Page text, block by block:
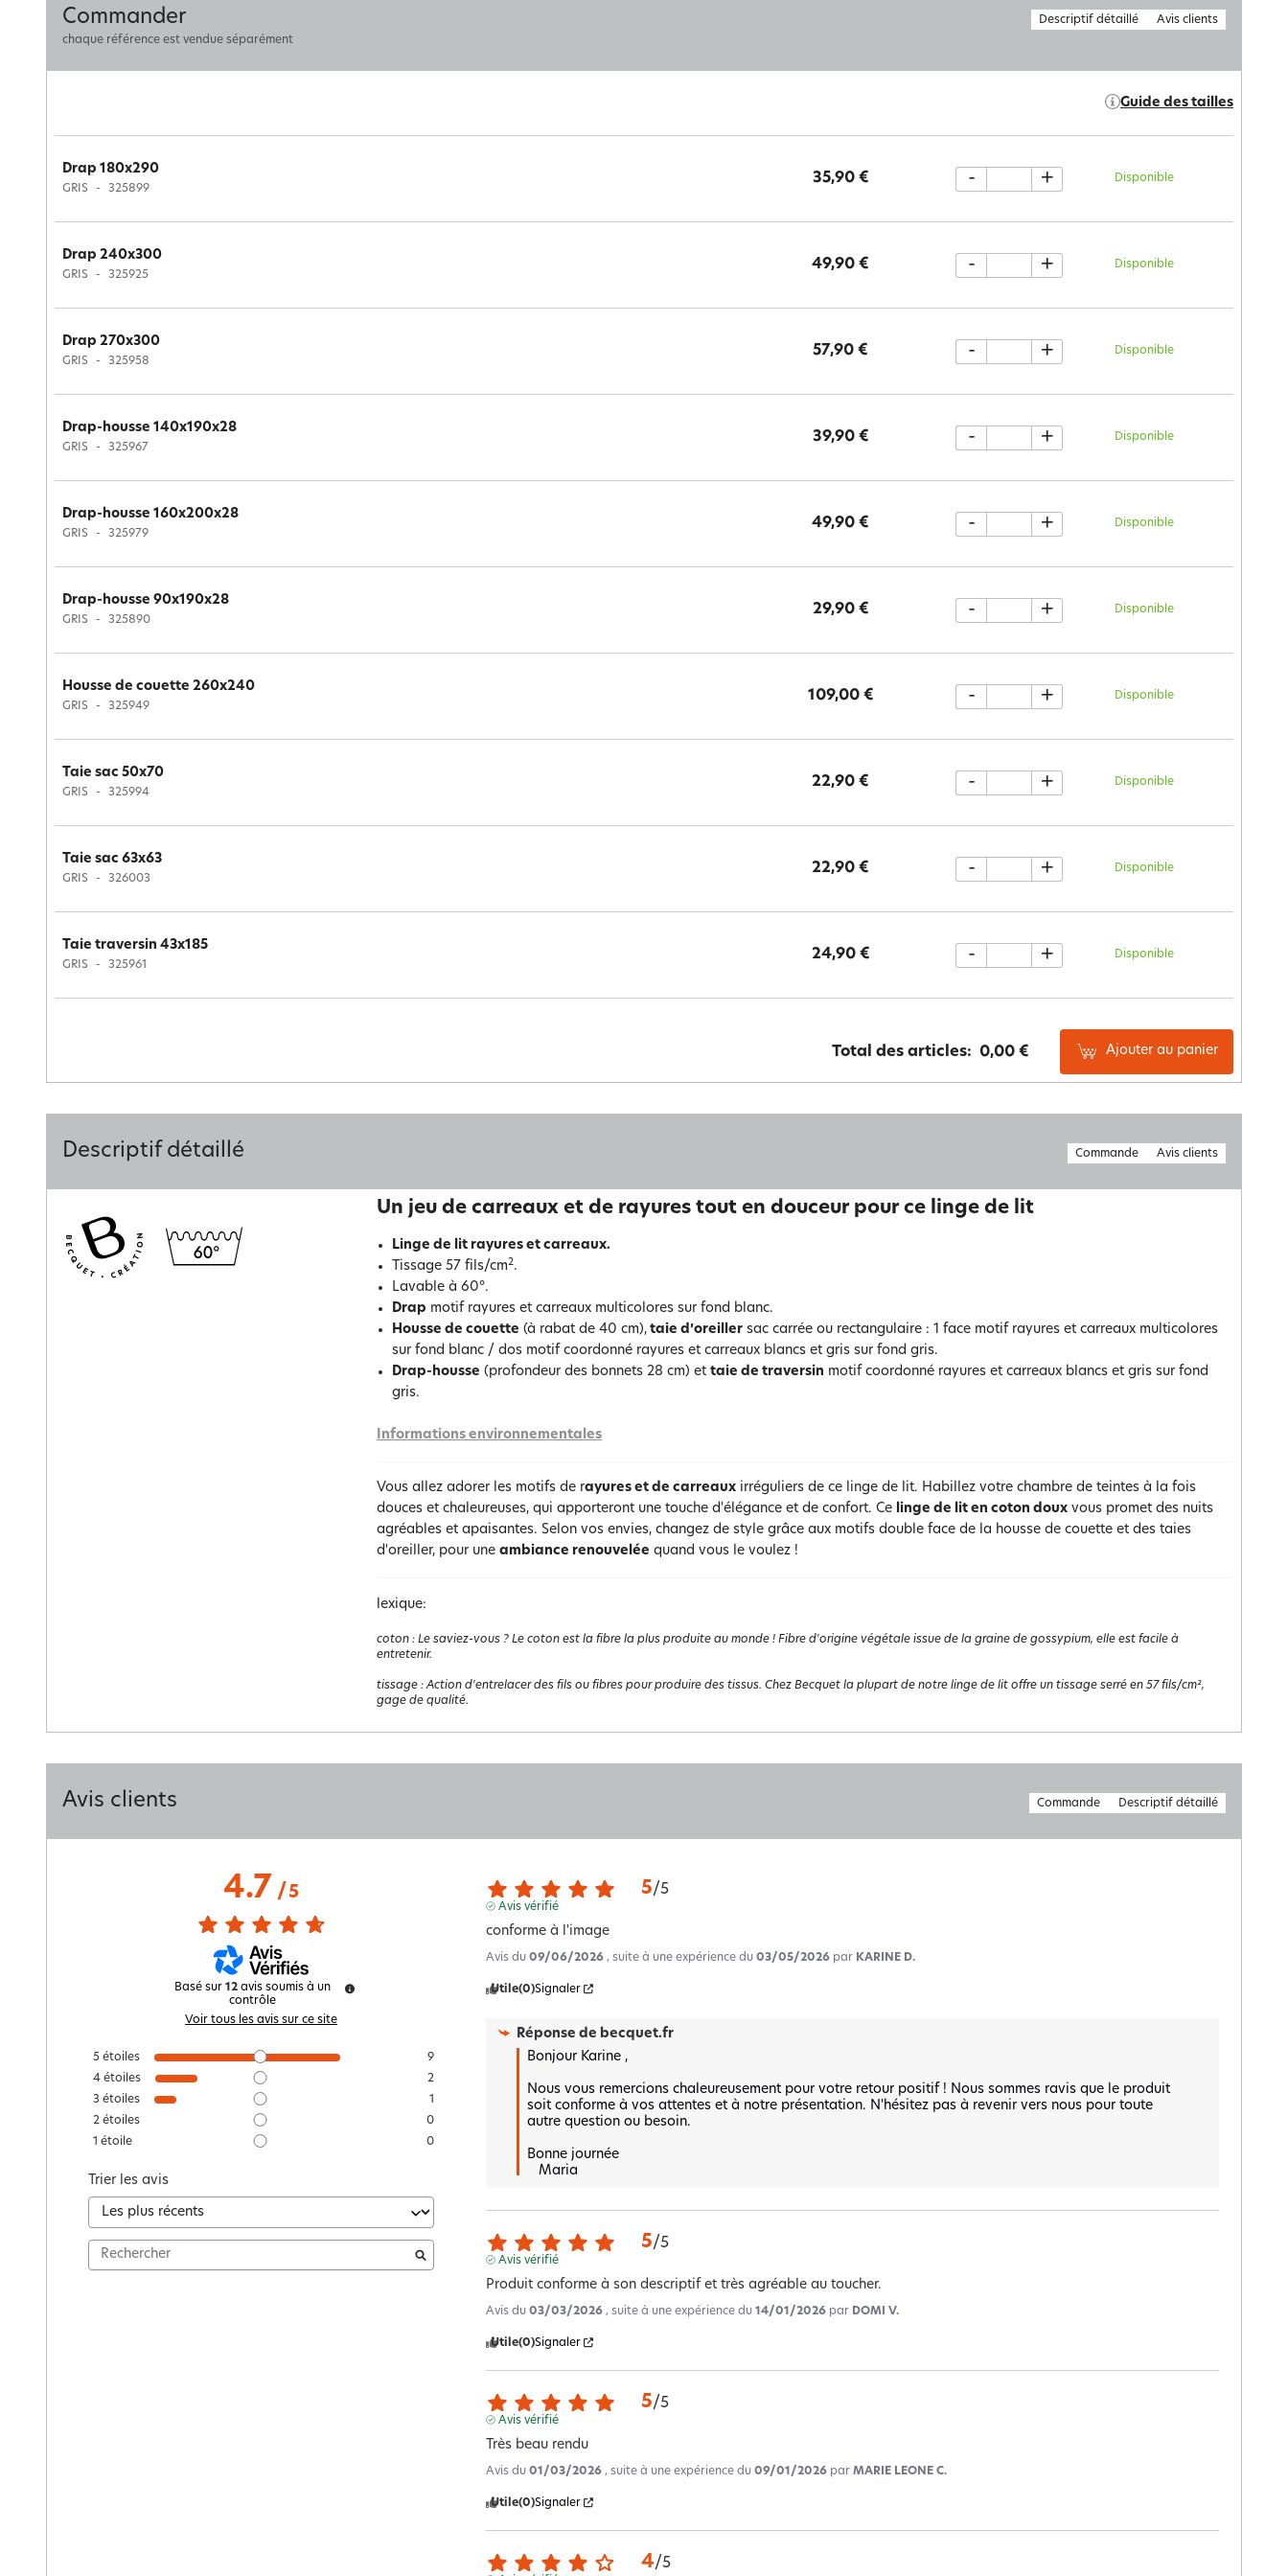
Commander
chaque référence est vendue séparément
Descriptif détaillé Avis clients
Guide des tailles
Drap 180x290
GRIS 325899
35,90 € Disponible
- +
Drap 240x300
GRIS 325925
49,90 € Disponible
- +
Drap 270x300
GRIS 325958
57,90 € Disponible
- +
Drap-housse 140x190x28
GRIS 325967
39,90 € Disponible
- +
Drap-housse 160x200x28
GRIS 325979
49,90 € Disponible
- +
Drap-housse 90x190x28
GRIS 325890
29,90 € Disponible
- +
Housse de couette 260x240
GRIS 325949
109,00 € Disponible
- +
Taie sac 50x70
GRIS 325994
22,90 € Disponible
- +
Taie sac 63x63
GRIS 326003
22,90 € Disponible
- +
Taie traversin 43x185
GRIS 325961
24,90 € Disponible
- +
Total des articles: 0,00 € Ajouter au panier
Descriptif détaillé Commande Avis clients
Un jeu de carreaux et de rayures tout en douceur pour ce linge de lit
Linge de lit rayures et carreaux.
Tissage 57 fils/cm2.
Lavable à 60°.
Drap motif rayures et carreaux multicolores sur fond blanc.
Housse de couette (à rabat de 40 cm), taie d’oreiller sac carrée ou rectangulaire : 1 face motif rayures et carreaux multicolores
sur fond blanc / dos motif coordonné rayures et carreaux blancs et gris sur fond gris.
Drap-housse (profondeur des bonnets 28 cm) et taie de traversin motif coordonné rayures et carreaux blancs et gris sur fond
gris.
Informations environnementales
Vous allez adorer les motifs de rayures et de carreaux irréguliers de ce linge de lit. Habillez votre chambre de teintes à la fois
douces et chaleureuses, qui apporteront une touche d'élégance et de confort. Ce linge de lit en coton doux vous promet des nuits
agréables et apaisantes. Selon vos envies, changez de style grâce aux motifs double face de la housse de couette et des taies
d'oreiller, pour une ambiance renouvelée quand vous le voulez !
lexique:
coton : Le saviez-vous ? Le coton est la fibre la plus produite au monde ! Fibre d'origine végétale issue de la graine de gossypium, elle est facile à
entretenir.
tissage :Action d'entrelacer des fils ou fibres pour produire des tissus. Chez Becquet la plupart de notre linge de lit offre un tissage serré en 57 fils/cm²,
gage de qualité.
Avis clients Commande Descriptif détaillé
4.7/ 5
Basé sur12 avis soumis à un
contrôle
Voir tous les avis sur ce site
5 étoiles
9
4 étoiles
2
3 étoiles
1
2 étoiles
0
1 étoile 0
Trier les avis
5/5
Avis vérifié
conforme à l'image
Avis du09/06/2026 , suite à une expérience du03/05/2026 par KARINE D.
Utile(0)Signaler
Réponse de becquet.fr
Bonjour Karine ,
Nous vous remercions chaleureusement pour votre retour positif ! Nous sommes ravis que le produit
soit conforme à vos attentes et à notre présentation. N'hésitez pas à revenir vers nous pour toute
autre question ou besoin.
Bonne journée
   Maria
5/5
Avis vérifié
Produit conforme à son descriptif et très agréable au toucher.
Avis du03/03/2026 , suite à une expérience du14/01/2026 par DOMI V.
Utile(0)Signaler
5/5
Avis vérifié
Très beau rendu
Avis du01/03/2026 , suite à une expérience du09/01/2026 parMARIE LEONE C.
Utile(0)Signaler
4/5